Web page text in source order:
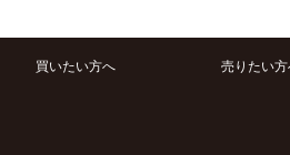
買いたい方へ 売りたい